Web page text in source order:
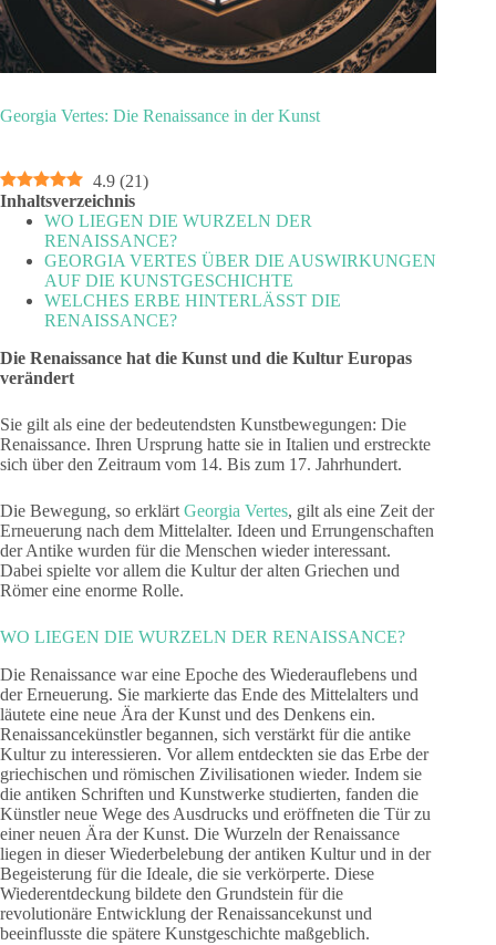
Georgia Vertes: Die Renaissance in der Kunst
4.9 (21)
Inhaltsverzeichnis
WO LIEGEN DIE WURZELN DER
RENAISSANCE?
GEORGIA VERTES ÜBER DIE AUSWIRKUNGEN
AUF DIE KUNSTGESCHICHTE
WELCHES ERBE HINTERLÄSST DIE
RENAISSANCE?
Die Renaissance hat die Kunst und die Kultur Europas
verändert
Sie gilt als eine der bedeutendsten Kunstbewegungen: Die
Renaissance. Ihren Ursprung hatte sie in Italien und erstreckte
sich über den Zeitraum vom 14. Bis zum 17. Jahrhundert.
Die Bewegung, so erklärt Georgia Vertes, gilt als eine Zeit der
Erneuerung nach dem Mittelalter. Ideen und Errungenschaften
der Antike wurden für die Menschen wieder interessant.
Dabei spielte vor allem die Kultur der alten Griechen und
Römer eine enorme Rolle.
WO LIEGEN DIE WURZELN DER RENAISSANCE?
Die Renaissance war eine Epoche des Wiederauflebens und
der Erneuerung. Sie markierte das Ende des Mittelalters und
läutete eine neue Ära der Kunst und des Denkens ein.
Renaissancekünstler begannen, sich verstärkt für die antike
Kultur zu interessieren. Vor allem entdeckten sie das Erbe der
griechischen und römischen Zivilisationen wieder. Indem sie
die antiken Schriften und Kunstwerke studierten, fanden die
Künstler neue Wege des Ausdrucks und eröffneten die Tür zu
einer neuen Ära der Kunst. Die Wurzeln der Renaissance
liegen in dieser Wiederbelebung der antiken Kultur und in der
Begeisterung für die Ideale, die sie verkörperte. Diese
Wiederentdeckung bildete den Grundstein für die
revolutionäre Entwicklung der Renaissancekunst und
beeinflusste die spätere Kunstgeschichte maßgeblich.